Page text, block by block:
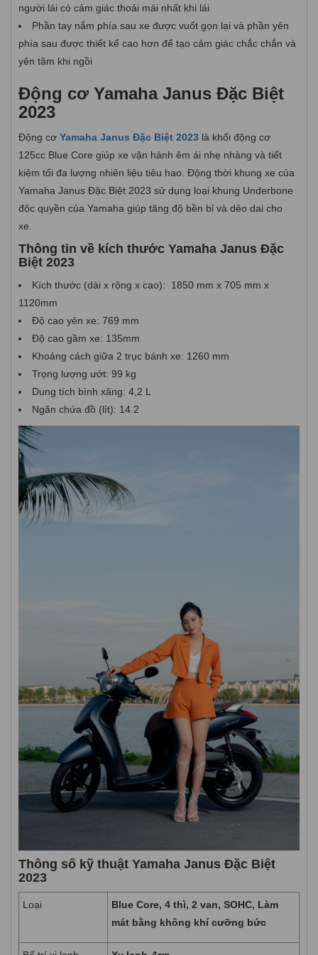
người lái có cảm giác thoải mái nhất khi lái
Phần tay nắm phía sau xe được vuốt gọn lại và phần yên
phía sau được thiết kế cao hơn để tạo cảm giác chắc chắn và
yên tâm khi ngồi
Động cơ Yamaha Janus Đặc Biệt
2023
Động cơ Yamaha Janus Đặc Biệt 2023 là khối động cơ
125cc Blue Core giúp xe vận hành êm ái nhẹ nhàng và tiết
kiệm tối đa lượng nhiên liệu tiêu hao. Động thời khung xe của
Yamaha Janus Đặc Biệt 2023 sử dụng loại khung Underbone
độc quyền của Yamaha giúp tăng độ bền bỉ và dẻo dai cho
xe.
Thông tin về kích thước Yamaha Janus Đặc
Biệt 2023
Kích thước (dài x rộng x cao): 1850 mm x 705 mm x
1120mm
Độ cao yên xe: 769 mm
Độ cao gầm xe: 135mm
Khoảng cách giữa 2 trục bánh xe: 1260 mm
Trọng lượng ướt: 99 kg
Dung tích bình xăng: 4,2 L
Ngăn chứa đồ (lít): 14.2
Thông số kỹ thuật Yamaha Janus Đặc Biệt
2023
Loại
Blue Core, 4 thì, 2 van, SOHC, Làm
mát bằng không khí cưỡng bức